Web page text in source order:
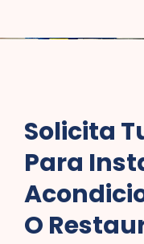
Solicita
Para
O